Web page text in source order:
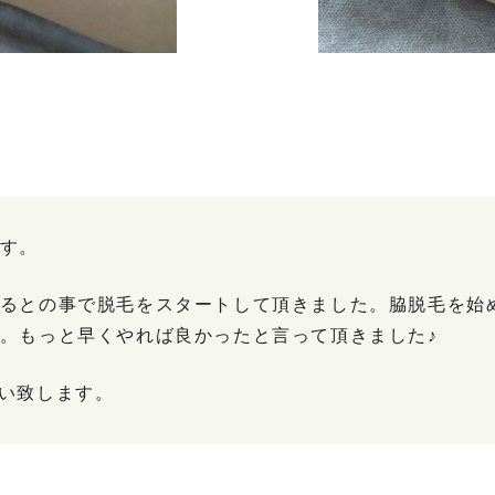
。
との事で脱毛をスタートして頂きました。脇脱毛を
もっと早くやれば良かったと言って頂きました♪
致します。